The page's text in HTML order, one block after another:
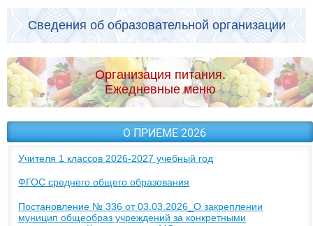
Сведения об образовательной организации
Организация питания.
Ежедневные меню
О ПРИЕМЕ 2026
Учителя 1 классов 2026-2027 учебный год
ФГОС среднего общего образования
Постановление № 336 от 03.03.2026_О закреплении
муницип общеобраз учреждений за конкретными